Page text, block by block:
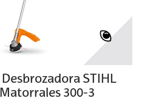
Desbrozadora STIHL
300-3